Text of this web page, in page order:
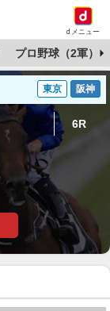
dメニュー
プロ野球（2軍）
東京 阪神
6R